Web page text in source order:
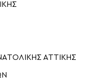
ΑΤΤΙΚΗΣ